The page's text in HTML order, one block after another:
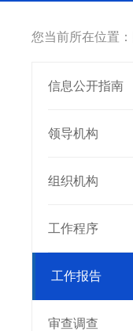
您当前所在位置：
信息公开指南
领导机构
组织机构
工作程序
工作报告
审查调查